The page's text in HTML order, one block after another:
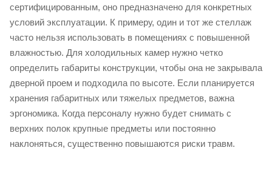
сертифицированным, оно предназначено для конкретных
условий эксплуатации. К примеру, один и тот же стеллаж
часто нельзя использовать в помещениях с повышенной
влажностью. Для холодильных камер нужно четко
определить габариты конструкции, чтобы она не закрывала
дверной проем и подходила по высоте. Если планируется
хранения габаритных или тяжелых предметов, важна
эргономика. Когда персоналу нужно будет снимать с
верхних полок крупные предметы или постоянно
наклоняться, существенно повышаются риски травм.